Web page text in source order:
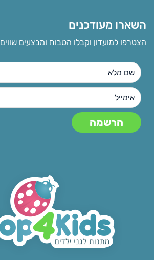
השארו מעודכנים
הצטרפו למועדון וקבלו הטבות ומבצעים שווים